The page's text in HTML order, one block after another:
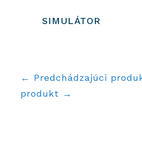
SIMULÁTOR
← Predchádzajúci
produkt →